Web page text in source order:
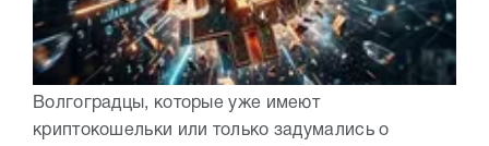
Волгоградцы, которые уже имеют
криптокошельки или только задумались о